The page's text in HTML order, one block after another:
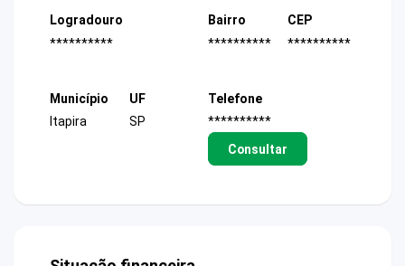
Logradouro
**********
Bairro
**********
CEP
**********
Município
Itapira
UF
SP
Telefone
**********
Consultar